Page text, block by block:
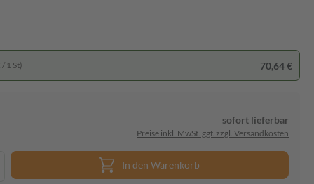
1 St) 70,64 €
sofort lieferbar
Preise inkl. MwSt. ggf. zzgl. Versandkosten
In den Warenkorb